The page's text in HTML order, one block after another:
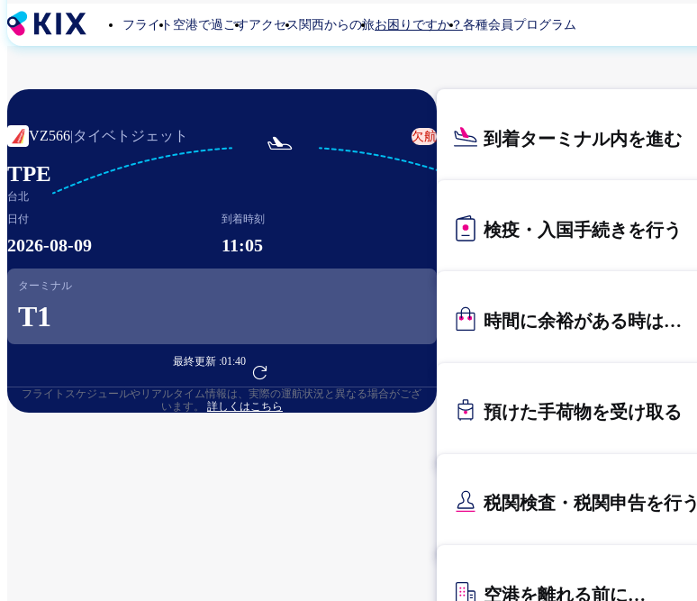
フライト 空港で過ごすアクセス 関西からの旅お困りですか？ 各種会員プログラム
VZ566|タイベトジェット 欠航
TPE
台北

日付
2026-08-09
到着時刻
11:05
ターミナル
T1
最終更新 :01:40
フライト予約へ
フライトスケジュールやリアルタイム情報は、実際の運航状況と異なる場合がござ
います。 詳しくはこちら
到着ターミナル内を進む
検疫・入国手続きを行う
時間に余裕がある時は…
預けた手荷物を受け取る
税関検査・税関申告を行う
空港を離れる前に…